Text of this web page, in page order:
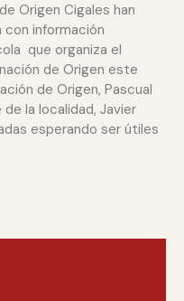
Origen Cigales han
con información
que organiza el
de Origen este
de Origen, Pascual
la localidad, Javier
esperando ser útiles